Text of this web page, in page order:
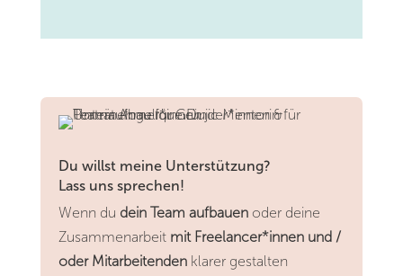
Du willst meine Unterstützung?
Lass uns sprechen!
Wenn du dein Team aufbauenoder deine
Zusammenarbeit mit Freelancer*innen und /
oder Mitarbeitendenklarer gestalten